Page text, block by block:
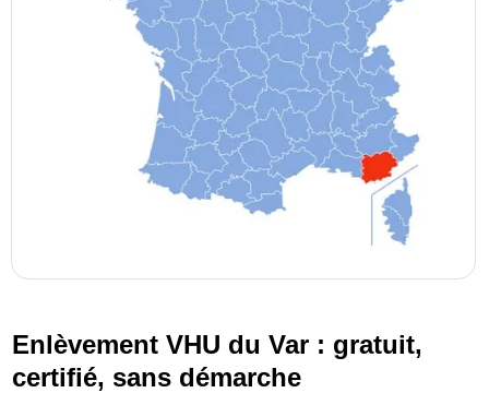
Enlèvement VHU du Var : gratuit,
certifié, sans démarche